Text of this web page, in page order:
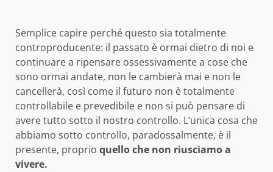
Semplice capire perché questo sia totalmente
controproducente: il passato è ormai dietro di noi e
continuare a ripensare ossessivamente a cose che
sono ormai andate, non le cambierà mai e non le
cancellerà, così come il futuro non è totalmente
controllabile e prevedibile e non si può pensare di
avere tutto sotto il nostro controllo. L’unica cosa che
abbiamo sotto controllo, paradossalmente, è il
presente, proprio quello che non riusciamo a
vivere.